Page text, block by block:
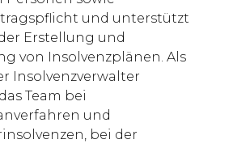
und unterstützt
Erstellung und
von Insolvenzplänen. Als
Insolvenzverwalter
Team bei
und
bei der